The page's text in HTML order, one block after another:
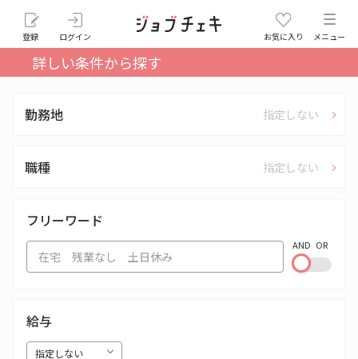
登録 ログイン お気に入り メニュー
詳しい条件から探す
勤務地 指定しない
職種 指定しない
フリーワード
AND OR
給与